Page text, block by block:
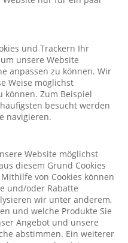
und Trackern Ihr
unsere Website
anpassen zu können. Wir
Weise möglichst
Zum Beispiel
besucht werden
navigieren.
Website möglichst
diesem Grund Cookies
von Cookies können
und/oder Rabatte
wir unter anderem,
und welche Produkte Sie
Angebot und unsere
abstimmen. Ein weiterer